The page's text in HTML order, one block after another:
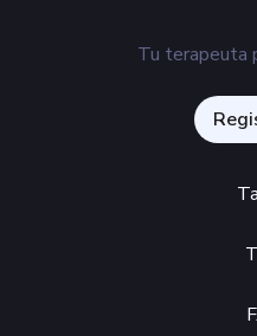
Tu terapeuta